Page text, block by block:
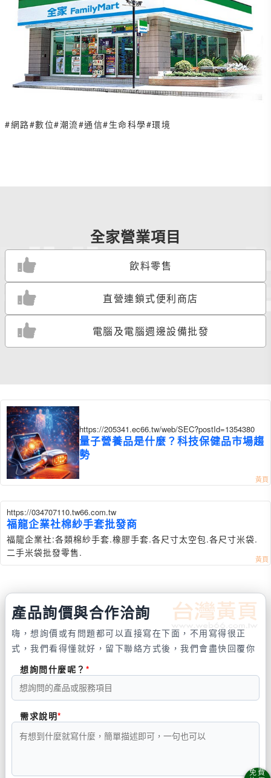
#網路#數位#潮流#通信#生命科學#環境
全家營業項目
飲料零售
直營連鎖式便利商店
電腦及電腦週邊設備批發
https://205341.ec66.tw/web/SEC?postId=1354380
量子營養品是什麼？科技保健品市場趨
勢
https://034707110.tw66.com.tw
福龍企業社棉紗手套批發商
福龍企業社:各類棉紗手套.橡膠手套.各尺寸太空包.各尺寸米袋.
二手米袋批發零售.
產品詢價與合作洽詢
嗨，想詢價或有問題都可以直接寫在下面，不用寫得很正
式，我們看得懂就好，留下聯絡方式後，我們會盡快回覆你
想詢問什麼呢？
需求說明